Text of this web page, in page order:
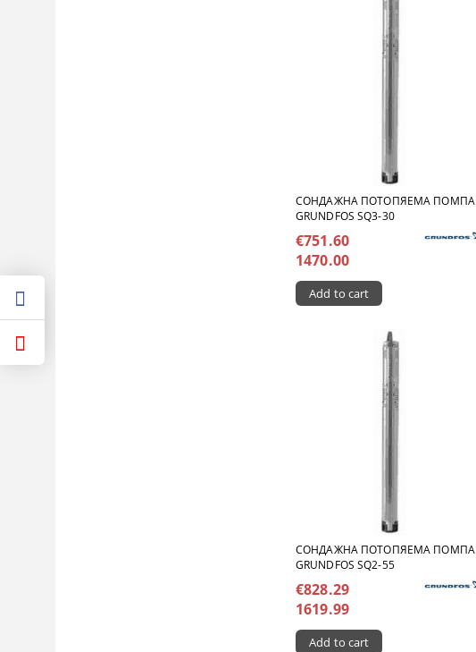
СОНДАЖНА ПОТОПЯЕМА ПОМПА
GRUNDFOS SQ3-30
€751.60
1470.00
СОНДАЖНА ПОТОПЯЕМА ПОМПА
GRUNDFOS SQ2-55
€828.29
1619.99